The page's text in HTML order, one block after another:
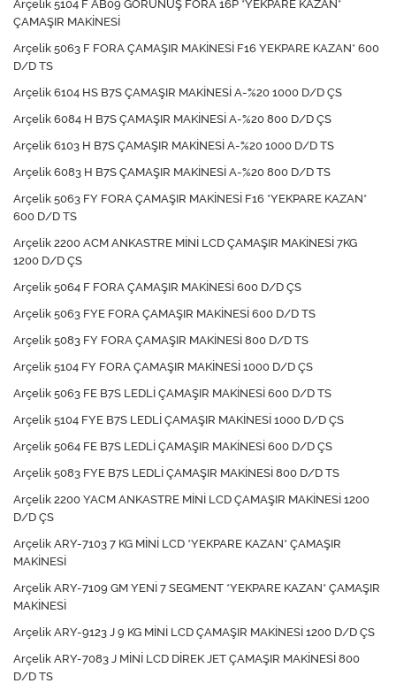
Arçelik 5104 F AB09 GÖRÜNÜŞ FORA 16P *YEKPARE KAZAN*
ÇAMAŞIR MAKİNESİ
Arçelik 5063 F FORA ÇAMAŞIR MAKİNESİ F16 YEKPARE KAZAN* 600
D/D TS
Arçelik 6104 HS B7S ÇAMAŞIR MAKİNESİ A-%20 1000 D/D ÇS
Arçelik 6084 H B7S ÇAMAŞIR MAKİNESİ A-%20 800 D/D ÇS
Arçelik 6103 H B7S ÇAMAŞIR MAKİNESİ A-%20 1000 D/D TS
Arçelik 6083 H B7S ÇAMAŞIR MAKİNESİ A-%20 800 D/D TS
Arçelik 5063 FY FORA ÇAMAŞIR MAKİNESİ F16 *YEKPARE KAZAN*
600 D/D TS
Arçelik 2200 ACM ANKASTRE MİNİ LCD ÇAMAŞIR MAKİNESİ 7KG
1200 D/D ÇS
Arçelik 5064 F FORA ÇAMAŞIR MAKİNESİ 600 D/D ÇS
Arçelik 5063 FYE FORA ÇAMAŞIR MAKİNESİ 600 D/D TS
Arçelik 5083 FY FORA ÇAMAŞIR MAKİNESİ 800 D/D TS
Arçelik 5104 FY FORA ÇAMAŞIR MAKİNESİ 1000 D/D ÇS
Arçelik 5063 FE B7S LEDLİ ÇAMAŞIR MAKİNESİ 600 D/D TS
Arçelik 5104 FYE B7S LEDLİ ÇAMAŞIR MAKİNESİ 1000 D/D ÇS
Arçelik 5064 FE B7S LEDLİ ÇAMAŞIR MAKİNESİ 600 D/D ÇS
Arçelik 5083 FYE B7S LEDLİ ÇAMAŞIR MAKİNESİ 800 D/D TS
Arçelik 2200 YACM ANKASTRE MİNİ LCD ÇAMAŞIR MAKİNESİ 1200
D/D ÇS
Arçelik ARY-7103 7 KG MİNİ LCD *YEKPARE KAZAN* ÇAMAŞIR
MAKİNESİ
Arçelik ARY-7109 GM YENİ 7 SEGMENT *YEKPARE KAZAN* ÇAMAŞIR
MAKİNESİ
Arçelik ARY-9123 J 9 KG MİNİ LCD ÇAMAŞIR MAKİNESİ 1200 D/D ÇS
Arçelik ARY-7083 J MİNİ LCD DİREK JET ÇAMAŞIR MAKİNESİ 800
D/D TS